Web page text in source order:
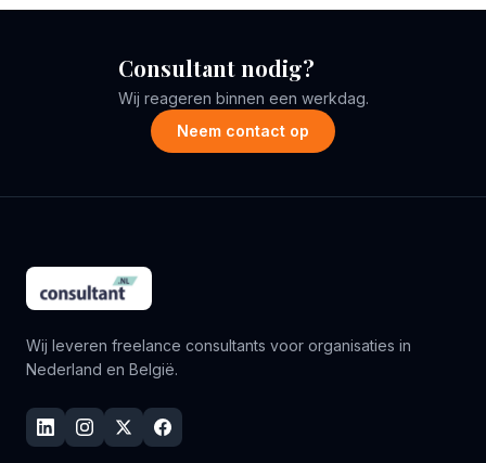
Consultant nodig?
Wij reageren binnen een werkdag.
Neem contact op
Wij leveren freelance consultants voor organisaties in
Nederland en België.